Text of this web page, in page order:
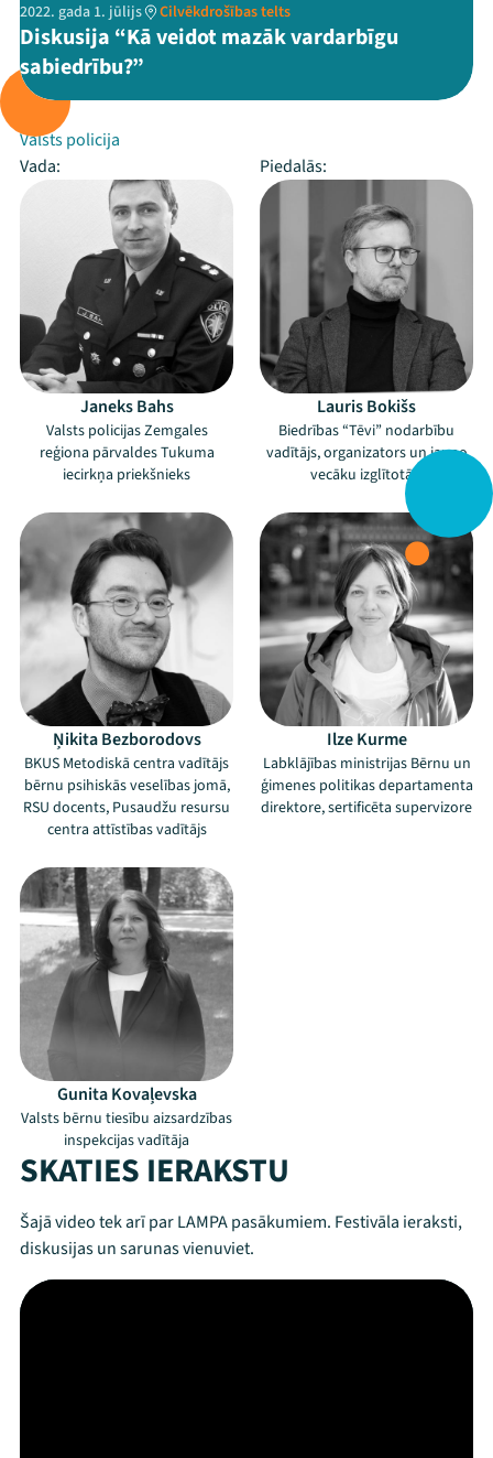
2022. gada 1. jūlijs Cilvēkdrošības telts
Diskusija “Kā veidot mazāk vardarbīgu
sabiedrību?”
Valsts policija
Vada:
Piedalās:
Janeks Bahs
Valsts policijas Zemgales
reģiona pārvaldes Tukuma
iecirkņa priekšnieks
Lauris Bokišs
Biedrības “Tēvi” nodarbību
vadītājs, organizators un jauno
vecāku izglītotājs
Ņikita Bezborodovs
BKUS Metodiskā centra vadītājs
bērnu psihiskās veselības jomā,
RSU docents, Pusaudžu resursu
centra attīstības vadītājs
Ilze Kurme
Labklājības ministrijas Bērnu un
ģimenes politikas departamenta
direktore, sertificēta supervizore
Gunita Kovaļevska
Valsts bērnu tiesību aizsardzības
inspekcijas vadītāja
SKATIES IERAKSTU
Šajā video tek arī par LAMPA pasākumiem. Festivāla ieraksti,
diskusijas un sarunas vienuviet.